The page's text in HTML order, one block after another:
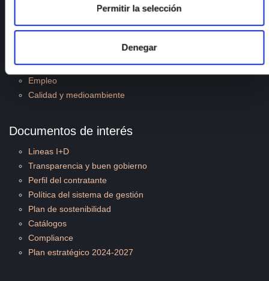
Permitir la selección
Denegar
Proyectos
Publicaciones
Empleo
Calidad y medioambiente
Documentos de interés
Lineas I+D
Transparencia y buen gobierno
Perfil del contratante
Política del sistema de gestión
Plan de sostenibilidad
Catálogos
Compliance
Plan estratégico 2024-2027